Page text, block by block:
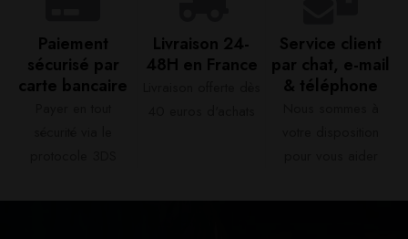
Paiement
sécurisé par
carte bancaire​
Livraison 24-
48H en France​
Service client
par chat, e-mail
& téléphone​